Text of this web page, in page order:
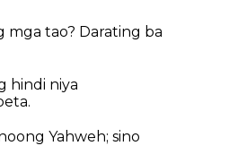
tao? Darating ba
hindi niya
Yahweh; sino